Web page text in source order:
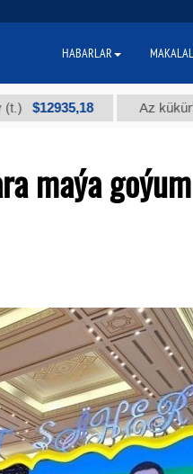
Az kükürtli
maýa
HABARLAR